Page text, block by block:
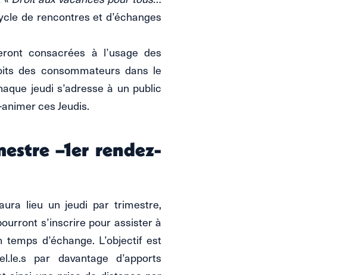
de rencontres et d’échanges
consacrées à l’usage des
des consommateurs dans le
jeudi s’adresse à un public
ces Jeudis.
–1er rendez-
lieu un jeudi par trimestre,
s’inscrire pour assister à
d’échange. L’objectif est
par davantage d’apports